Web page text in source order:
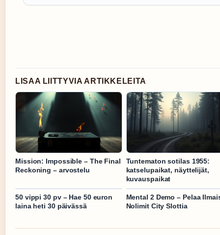
LISAA LIITTYVIA ARTIKKELEITA
Mission: Impossible – The Final
Reckoning – arvostelu
Tuntematon sotilas 1955:
katselupaikat, näyttelijät,
kuvauspaikat
50 vippi 30 pv – Hae 50 euron
laina heti 30 päivässä
Mental 2 Demo – Pelaa
Nolimit City Slottia